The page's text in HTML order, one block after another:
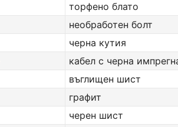
торфено блато
необработен болт
черна кутия
кабел с черна
въглищен шист
графит
черен шист